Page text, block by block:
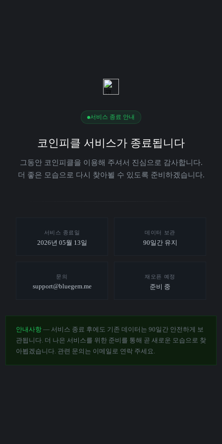
서비스 종료 안내
코인피클 서비스가 종료됩니다
그동안 코인피클을 이용해 주셔서 진심으로 감사합니다.
더 좋은 모습으로 다시 찾아뵐 수 있도록 준비하겠습니다.
서비스 종료일
2026년 05월 13일
데이터 보관
90일간 유지
문의
support@bluegem.me
재오픈 예정
준비 중
안내사항 — 서비스 종료 후에도 기존 데이터는 90일간 안전하게 보
관됩니다. 더 나은 서비스를 위한 준비를 통해 곧 새로운 모습으로 찾
아뵙겠습니다. 관련 문의는 이메일로 연락 주세요.